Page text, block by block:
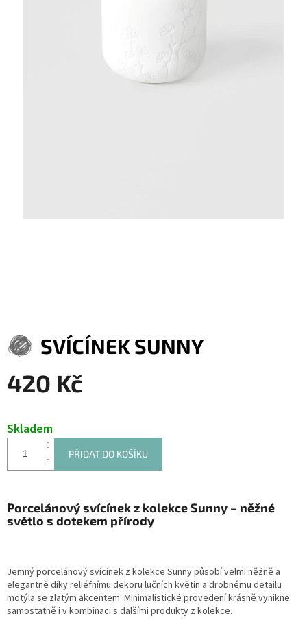
SVÍCÍNEK SUNNY
420 Kč
Skladem
PŘIDAT DO KOŠÍKU
Porcelánový svícínek z kolekce Sunny – něžné
světlo s dotekem přírody
Jemný porcelánový svícínek z kolekce Sunny působí velmi něžně a
elegantně díky reliéfnímu dekoru lučních květin a drobnému detailu
motýla se zlatým akcentem. Minimalistické provedení krásně vynikne
samostatně i v kombinaci s dalšími produkty z kolekce.